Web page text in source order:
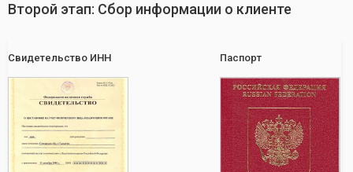
Второй этап: Сбор информации о клиенте
Свидетельство ИНН Паспорт